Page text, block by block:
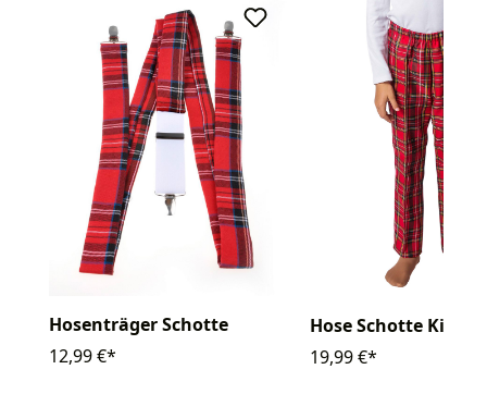
Hosenträger Schotte
12,99 €*
Hose Schotte Kinder
19,99 €*